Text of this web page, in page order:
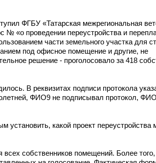
ФГБУ «Татарская межрегиональная
№ «о проведении переустройства и
части земельного участка для
под офисное помещение и другие, не
решение - проголосовало за 418
В реквизитах подписи протокола
ФИО9 не подписывал протокол,
установить, какой проект переустройства
собственников помещений. Более того,